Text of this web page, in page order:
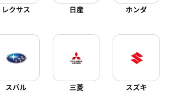
レクサス 日産 ホンダ
スバル 三菱 スズキ